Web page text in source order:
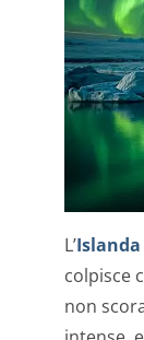
L’Islanda
colpisce
non